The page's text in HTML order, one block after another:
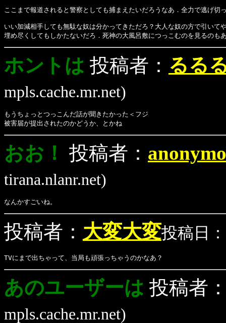
ここまで報道されると警察としても捕まえたいだろうなあ．全力で逃げ切
いい加減相手しても無駄な奴は分かってきただろ？大人な奴の方で引いて
埋め尽くしてもしかたないだろ．死神の大風呂敷につっこむのを見るのも
ホントは 投稿者： るる
mpls.cache.mr.net)
もうちょっとつっこんだ話が聞きたかった＜フジ
被害届が提出されたのかどうか、とかね
おお！ 投稿者：
tirana.nlanr.net)
なんかすごいね。
投稿者： 大変大変投稿日
TVにまで出ちゃって、当局も頑張っちゃうのかなあ？
あのユーザーは 投稿者
mpls.cache.mr.net)